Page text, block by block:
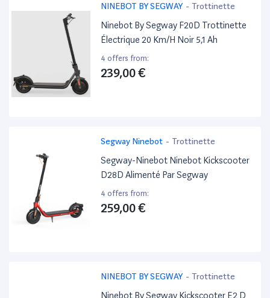
NINEBOT BY SEGWAY - Trottinette
Ninebot By Segway F20D Trottinette
Électrique 20 Km/H Noir 5,1 Ah
4 offers from:
239,00 €
Segway Ninebot - Trottinette
Segway-Ninebot Ninebot Kickscooter
D28D Alimenté Par Segway
4 offers from:
259,00 €
NINEBOT BY SEGWAY - Trottinette
Ninebot By Segway Kickscooter E2 D